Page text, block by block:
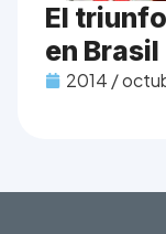
El
en Brasil
2014 /